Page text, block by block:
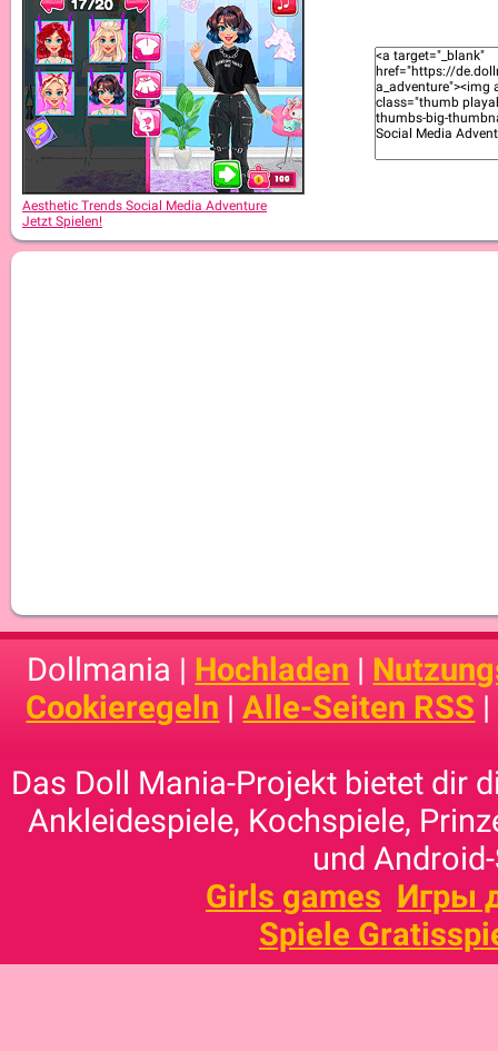
Aesthetic Trends Social Media Adventure
Jetzt Spielen!
Dollmania | Hochladen |
Cookieregeln |Alle-Seiten RSS |
Das Doll Mania-Projekt bietet dir
Ankleidespiele, Kochspiele,
und
Girls games Игры
Spiele